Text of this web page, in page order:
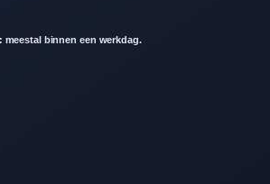
meestal binnen een werkdag.